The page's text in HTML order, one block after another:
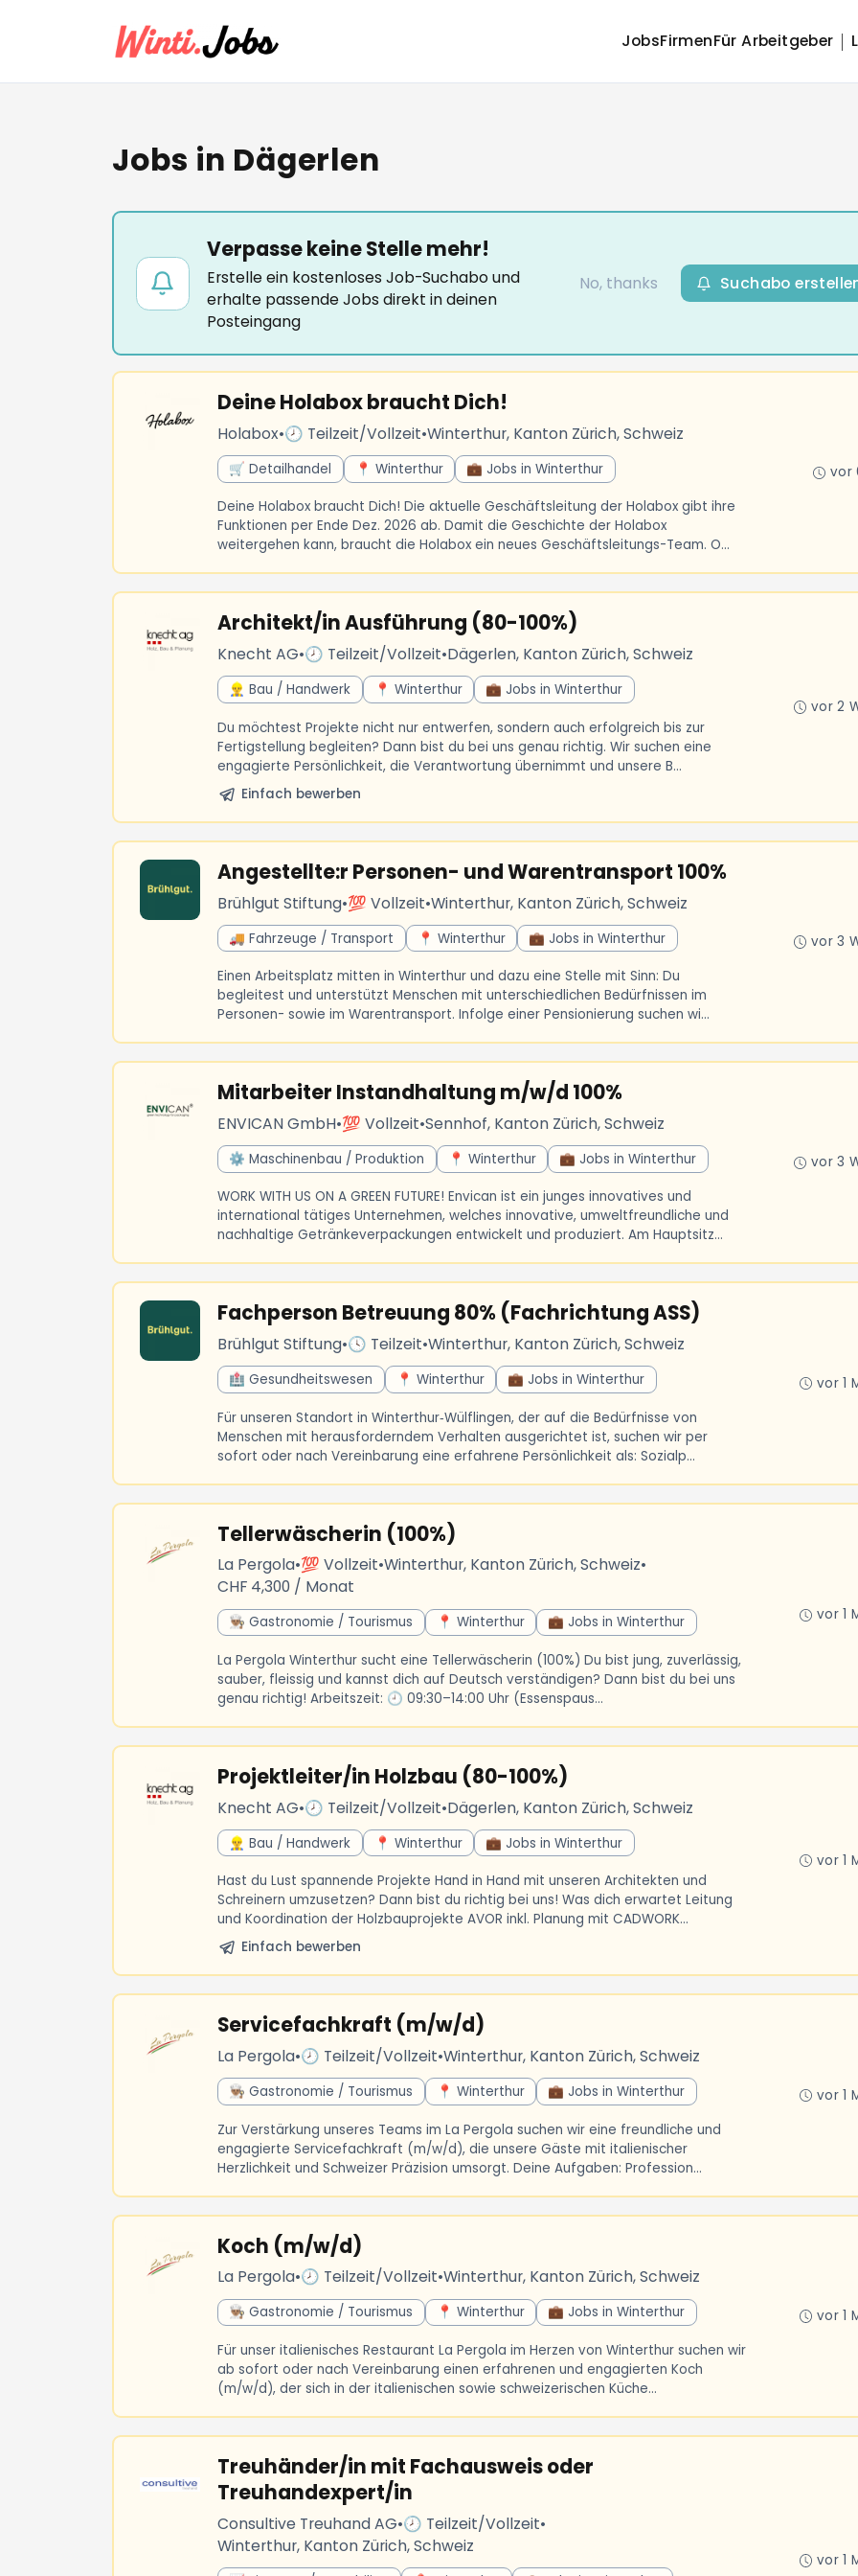
JobsFirmenFür Arbeitgeber
Jobs in Dägerlen
Verpasse keine Stelle mehr!
Erstelle ein kostenloses Job-Suchabo und
erhalte passende Jobs direkt in deinen
Posteingang
No, thanks Suchabo
Deine Holabox braucht Dich!
Holabox•🕗 Teilzeit/Vollzeit•Winterthur, Kanton Zürich, Schweiz
🛒 Detailhandel 📍 Winterthur 💼 Jobs in Winterthur
Deine Holabox braucht Dich! Die aktuelle Geschäftsleitung der Holabox gibt ihre
Funktionen per Ende Dez. 2026 ab. Damit die Geschichte der Holabox
weitergehen kann, braucht die Holabox ein neues Geschäftsleitungs-Team. O...
vor
Architekt/in Ausführung (80-100%)
Knecht AG•🕗 Teilzeit/Vollzeit•Dägerlen, Kanton Zürich, Schweiz
👷‍♂️ Bau / Handwerk 📍 Winterthur 💼 Jobs in Winterthur
Du möchtest Projekte nicht nur entwerfen, sondern auch erfolgreich bis zur
Fertigstellung begleiten? Dann bist du bei uns genau richtig. Wir suchen eine
engagierte Persönlichkeit, die Verantwortung übernimmt und unsere B...
Einfach bewerben
vor 2
Angestellte:r Personen- und Warentransport 100%
Brühlgut Stiftung•💯 Vollzeit•Winterthur, Kanton Zürich, Schweiz
🚚 Fahrzeuge / Transport 📍 Winterthur 💼 Jobs in Winterthur
Einen Arbeitsplatz mitten in Winterthur und dazu eine Stelle mit Sinn: Du
begleitest und unterstützt Menschen mit unterschiedlichen Bedürfnissen im
Personen- sowie im Warentransport. Infolge einer Pensionierung suchen wi...
vor 3
Mitarbeiter Instandhaltung m/w/d 100%
ENVICAN GmbH•💯 Vollzeit•Sennhof, Kanton Zürich, Schweiz
⚙️ Maschinenbau / Produktion 📍 Winterthur 💼 Jobs in Winterthur
WORK WITH US ON A GREEN FUTURE! Envican ist ein junges innovatives und
international tätiges Unternehmen, welches innovative, umweltfreundliche und
nachhaltige Getränkeverpackungen entwickelt und produziert. Am Hauptsitz...
vor 3
Fachperson Betreuung 80% (Fachrichtung ASS)
Brühlgut Stiftung•🕓 Teilzeit•Winterthur, Kanton Zürich, Schweiz
🏥 Gesundheitswesen 📍 Winterthur 💼 Jobs in Winterthur
Für unseren Standort in Winterthur‑Wülflingen, der auf die Bedürfnisse von
Menschen mit herausforderndem Verhalten ausgerichtet ist, suchen wir per
sofort oder nach Vereinbarung eine erfahrene Persönlichkeit als: Sozialp...
vor 1
Tellerwäscherin (100%)
La Pergola•💯 Vollzeit•Winterthur, Kanton Zürich, Schweiz•
CHF 4,300 / Monat
👨🏽‍🍳 Gastronomie / Tourismus 📍 Winterthur 💼 Jobs in Winterthur
La Pergola Winterthur sucht eine Tellerwäscherin (100%) Du bist jung, zuverlässig,
sauber, fleissig und kannst dich auf Deutsch verständigen? Dann bist du bei uns
genau richtig! Arbeitszeit: 🕘 09:30–14:00 Uhr (Essenspaus...
vor 1
Projektleiter/in Holzbau (80-100%)
Knecht AG•🕗 Teilzeit/Vollzeit•Dägerlen, Kanton Zürich, Schweiz
👷‍♂️ Bau / Handwerk 📍 Winterthur 💼 Jobs in Winterthur
Hast du Lust spannende Projekte Hand in Hand mit unseren Architekten und
Schreinern umzusetzen? Dann bist du richtig bei uns! Was dich erwartet Leitung
und Koordination der Holzbauprojekte AVOR inkl. Planung mit CADWORK...
Einfach bewerben
vor 1
Servicefachkraft (m/w/d)
La Pergola•🕗 Teilzeit/Vollzeit•Winterthur, Kanton Zürich, Schweiz
👨🏽‍🍳 Gastronomie / Tourismus 📍 Winterthur 💼 Jobs in Winterthur
Zur Verstärkung unseres Teams im La Pergola suchen wir eine freundliche und
engagierte Servicefachkraft (m/w/d), die unsere Gäste mit italienischer
Herzlichkeit und Schweizer Präzision umsorgt. Deine Aufgaben: Profession...
vor 1
Koch (m/w/d)
La Pergola•🕗 Teilzeit/Vollzeit•Winterthur, Kanton Zürich, Schweiz
👨🏽‍🍳 Gastronomie / Tourismus 📍 Winterthur 💼 Jobs in Winterthur
Für unser italienisches Restaurant La Pergola im Herzen von Winterthur suchen wir
ab sofort oder nach Vereinbarung einen erfahrenen und engagierten Koch
(m/w/d), der sich in der italienischen sowie schweizerischen Küche...
vor 1
Treuhänder/in mit Fachausweis oder
Treuhandexpert/in
Consultive Treuhand AG•🕗 Teilzeit/Vollzeit•
Winterthur, Kanton Zürich, Schweiz
vor 1